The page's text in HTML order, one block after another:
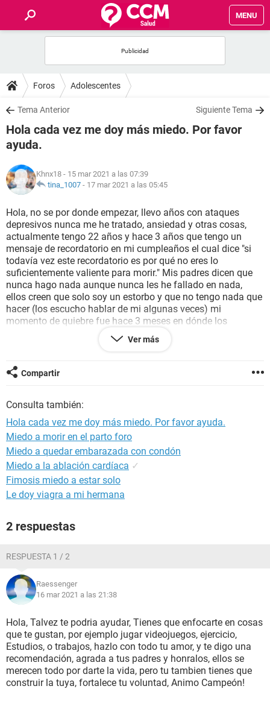
MENU
FOROS
SALUD
FAMILIA
NUTRICIÓN
SEXUALIDAD
GLOSARIO
Foros Adolescentes
Tema Anterior Siguiente Tema
Hola cada vez me doy más miedo. Por favor
ayuda.
Khnx18 - 15 mar 2021 a las 07:39
tina_1007 - 17 mar 2021 a las 05:45
Hola, no se por donde empezar, llevo años con ataques
depresivos nunca me he tratado, ansiedad y otras cosas,
actualmente tengo 22 años y hace 3 años que tengo un
mensaje de recordatorio en mi cumpleaños el cual dice "si
todavía vez este recordatorio es por qué no eres lo
suficientemente valiente para morir." Mis padres dicen que
nunca hago nada aunque nunca les he fallado en nada,
ellos creen que solo soy un estorbo y que no tengo nada que
hacer (los escucho hablar de mi algunas veces) mi
momento de quiebre fue hace 3 meses en dónde los
escuché decir cosas malas de mi hasta que no aguante más
y llore como nunca intente quitarme la vida por primera vez
ya que cada que tengo una recaída pienso en quitarme la
vida y tengo miedo de que un día mi valor sea tan grande
escuche (no tengo muchos amigos tampoco)
Ver más
Compartir
Consulta también:
Hola cada vez me doy más miedo. Por favor ayuda.
Miedo a morir en el parto foro
Miedo a quedar embarazada con condón
Miedo a la ablación cardíaca ✓
Fimosis miedo a estar solo
Le doy viagra a mi hermana
2 respuestas
RESPUESTA 1 / 2
Raessenger
16 mar 2021 a las 21:38
Hola, Talvez te podria ayudar, Tienes que enfocarte en cosas
que te gustan, por ejemplo jugar videojuegos, ejercicio,
Estudios, o trabajos, hazlo con todo tu amor, y te digo una
recomendación, agrada a tus padres y honralos, ellos se
merecen todo por darte la vida, pero tu tambien tienes que
construir la tuya, fortalece tu voluntad, Animo Campeón!